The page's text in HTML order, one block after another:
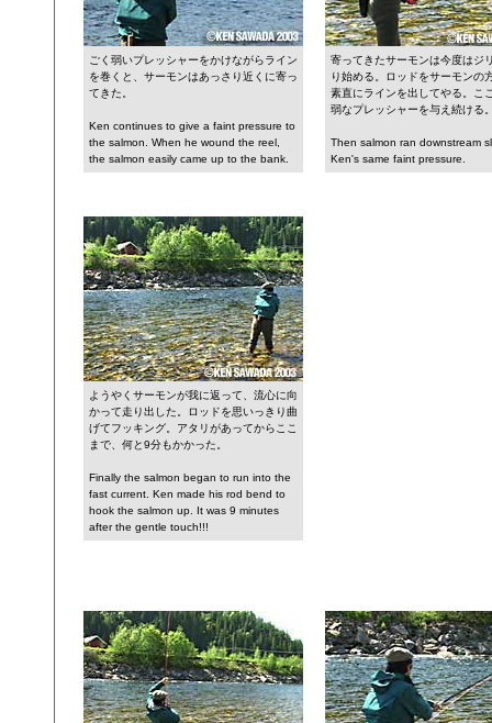
ごく弱いプレッシャーをかけながらライン
を巻くと、サーモンはあっさり近くに寄っ
てきた。
Ken continues to give a faint pressure to
the salmon. When he wound the reel,
the salmon easily came up to the bank.
寄ってきたサーモンは今度はジ
り始める。ロッドをサーモンの
素直にラインを出してやる。こ
弱なプレッシャーを与え続ける
Then salmon ran downstream
Ken's same faint pressure.
ようやくサーモンが我に返って、流心に向
かって走り出した。ロッドを思いっきり曲
げてフッキング。アタリがあってからここ
まで、何と9分もかかった。
Finally the salmon began to run into the
fast current. Ken made his rod bend to
hook the salmon up. It was 9 minutes
after the gentle touch!!!